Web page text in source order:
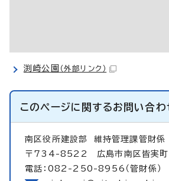
渕崎公園 （外部リンク）
このページに関するお問い合わ
南区役所建設部 維持管理課管財係
〒734-8522 広島市南区皆実町
電話：082-250-8956（管財係）